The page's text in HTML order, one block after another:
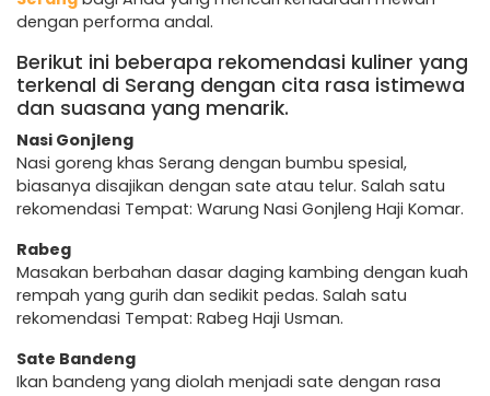
dengan performa andal.
Berikut ini beberapa rekomendasi kuliner yang
terkenal di Serang dengan cita rasa istimewa
dan suasana yang menarik.
Nasi Gonjleng
Nasi goreng khas Serang dengan bumbu spesial,
biasanya disajikan dengan sate atau telur. Salah satu
rekomendasi Tempat: Warung Nasi Gonjleng Haji Komar.
Rabeg
Masakan berbahan dasar daging kambing dengan kuah
rempah yang gurih dan sedikit pedas. Salah satu
rekomendasi Tempat: Rabeg Haji Usman.
Sate Bandeng
Ikan bandeng yang diolah menjadi sate dengan rasa